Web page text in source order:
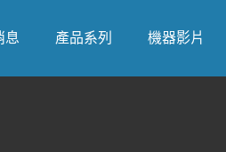
息 產品系列 機器影片